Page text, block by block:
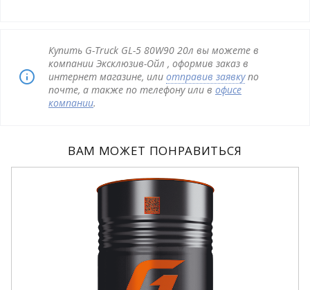
Купить G-Truck GL-5 80W90 20л вы можете в
компании Эксклюзив-Ойл , оформив заказ в
интернет магазине, или отправив заявкупо
почте, а также по телефону или в офисе
компании.
ВАМ МОЖЕТ ПОНРАВИТЬСЯ